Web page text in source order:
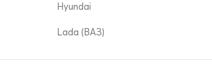
Hyundai
Lada (ВАЗ)